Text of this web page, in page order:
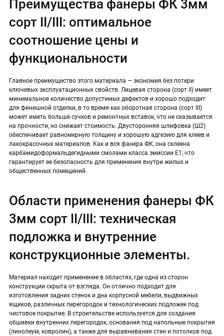
Преимущества фанеры ФК 3мм
сорт II/III: оптимальное
соотношение цены и
функциональности
Главное преимущество этого материала — экономия без потери
ключевых эксплуатационных свойств. Лицевая сторона (сорт II) имеет
минимальное количество допустимых дефектов и хорошо подходит
для финишной отделки, в то время как оборотная сторона (сорт III)
может иметь больше сучков и ремонтных вставок, что не сказывается
на прочности, но снижает стоимость. Двусторонняя шлифовка (Ш2)
обеспечивает равномерную толщину и хорошую адгезию для клеев и
лакокрасочных материалов. Как и вся фанера ФК, она склеена
карбамидоформальдегидными смолами класса эмиссии Е1, что
гарантирует ее безопасность для применения внутри жилых и
общественных помещений.
Области применения фанеры ФК
3мм сорт II/III: техническая
подложка и внутренние
конструкционные элементы.
Материал находит применение в областях, где одна из сторон
конструкции скрыта от взгляда. Он отлично подходит для
изготовления задних стенок и дна корпусной мебели, выдвижных
ящиков, различных перегородок и технологических подложек под
чистовое покрытие. В строительстве используется для создания
обшивки внутренних перегородок, основания под напольные покрытия
(линолеум, ковролин), а также для выравнивания стен и потолков под